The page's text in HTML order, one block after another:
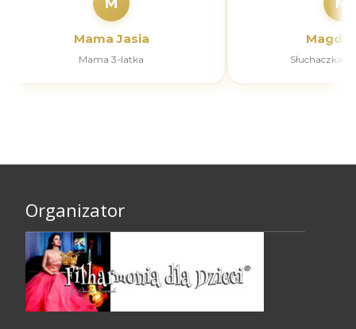
Mama Jasia
Mama 3-latka Słuchaczka
Organizator